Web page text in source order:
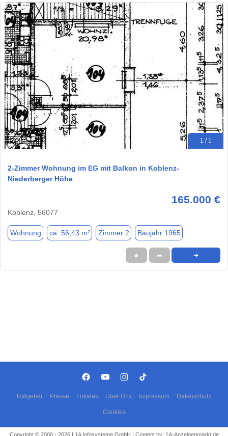
1 / 1
2-Zimmer Wohnung im EG mit Balkon in Koblenz-
Niederberger Höhe
165.000 €
Koblenz, 56077
Wohnung ca. 56,43 m² Zimmer 2 Baujahr 1965
★ ➦ ➜
Ratgeber Presse Lokales Über Uns Impressum Datenschutz
Cookies
Copyright © 2000 - 2026 | 1A Infosysteme GmbH | Content by: 1A-Anzeigenmarkt.de